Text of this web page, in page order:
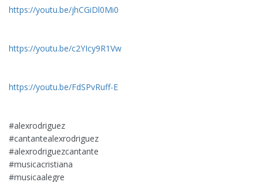
https://youtu.be/jhCGiDl0Mi0
https://youtu.be/c2YIcy9R1Vw
https://youtu.be/FdSPvRuff-E
#alexrodriguez​
#cantantealexrodriguez​
#alexrodriguezcantante​
#musicacristiana​
#musicaalegre​